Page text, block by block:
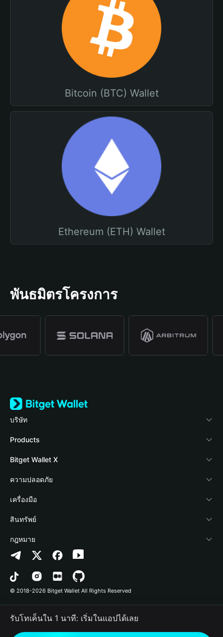
Bitcoin (BTC) Wallet
Ethereum (ETH) Wallet
พันธมิตรโครงการ
บริษัท
เกี่ยวกับ Bitget Wallet
Blog
Academy
ข่าวสารด้านคริปโต
ศูนย์ช่วยเหลือ
ติดต่อเรา
ทรัพยากรข้อมูลของแบรนด์
อาชีพ
Products
Crypto Card
Stablecoin Earn
Payfi Crypto
Crypto Swap API
Altcoin Season Index
Prediction Markets
DApp
RWA
Bitget Wallet X
นักพัฒนา
เชื่อมต่อ Wallet
Bitget Wallet Pay
ลิสต์โปรเจกต์
ความปลอดภัย
Protection Fund
เทคโนโลยีความปลอดภัย
เครื่องมือ
ซื้อคริปโต
การตรวจจับการอนุญาต
การตรวจจับสัญญา
การโอนเป็นชุด
สินทรัพย์
Arbitrum
Avalanche
Bitcoin
Polygon
กฎหมาย
นโยบายความเป็นส่วนตัว
ข้อตกลงในการใช้บริการ
© 2018-2026 Bitget Wallet All Rights Reserved
รับโทเค็นใน 1 นาที: เริ่มในแอปได้เลย